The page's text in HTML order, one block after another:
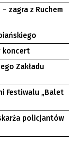
zagra z Ruchem
koncert
Zakładu
Festiwalu „Balet
policjantów